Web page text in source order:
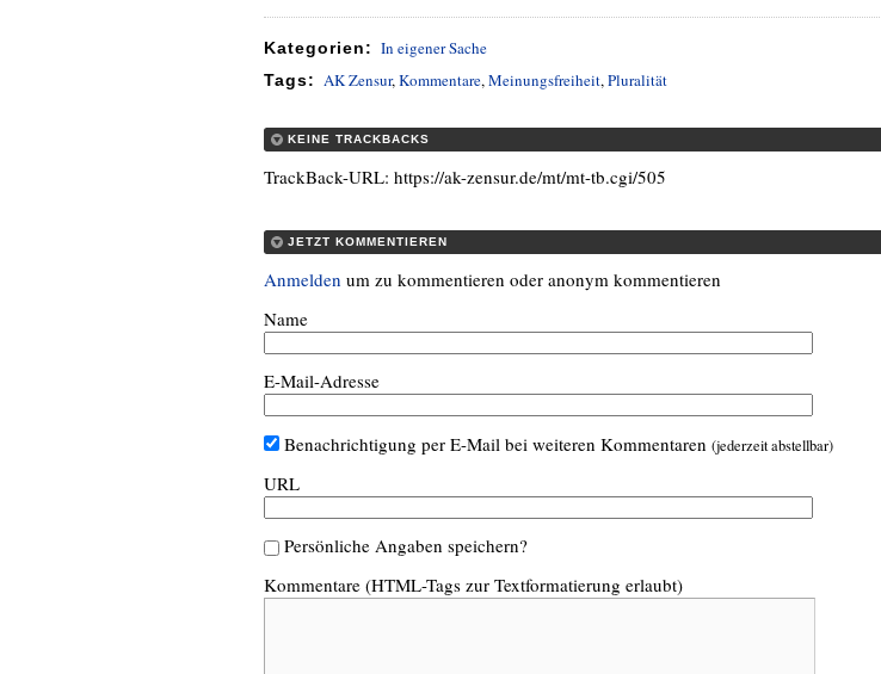
Kategorien: In eigener Sache
Tags: AK Zensur,Kommentare,Meinungsfreiheit,Pluralität
KEINE TRACKBACKS
TrackBack-URL: https://ak-zensur.de/mt/mt-tb.cgi/505
JETZT KOMMENTIEREN
Anmelden um zu kommentieren oder anonym kommentieren
Name
E-Mail-Adresse
Benachrichtigung per E-Mail bei weiteren Kommentaren (jederzeit abstellbar)
URL
Persönliche Angaben speichern?
Kommentare (HTML-Tags zur Textformatierung erlaubt)